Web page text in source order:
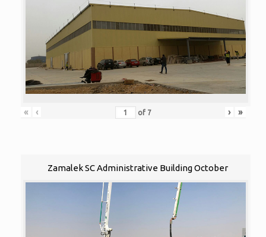
« ‹ of 7 › »
Zamalek SC Administrative Building October